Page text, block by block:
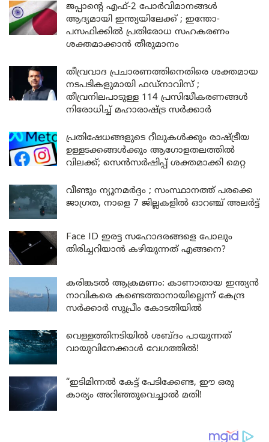
ജപ്പാന്റെ എഫ്-2 പോർവിമാനങ്ങൾ
ആദ്യമായി ഇന്ത്യയിലേക്ക് ; ഇന്തോ-
പസഫിക്കിൽ പ്രതിരോധ സഹകരണം
ശക്തമാക്കാൻ തീരുമാനം
തീവ്രവാദ പ്രചാരണത്തിനെതിരെ ശക്തമായ
നടപടികളുമായി ഫഡ്നാവിസ് ;
തീവ്രനിലപാടുള്ള 114 പ്രസിദ്ധീകരണങ്ങൾ
നിരോധിച്ച് മഹാരാഷ്ട്ര സർക്കാർ
പ്രതിഷേധങ്ങളുടെ റീലുകൾക്കും രാഷ്ട്രീയ
ഉള്ളടക്കങ്ങൾക്കും ആഗോളതലത്തിൽ
വിലക്ക്; സെൻസർഷിപ്പ് ശക്തമാക്കി മെറ്റ
വീണ്ടും ന്യൂനമർദ്ദം ; സംസ്ഥാനത്ത് പരക്കെ
ജാഗ്രത, നാളെ 7 ജില്ലകളിൽ ഓറഞ്ച് അലർട്ട്
Face ID ഇരട്ട സഹോദരങ്ങളെ പോലും
തിരിച്ചറിയാൻ കഴിയുന്നത് എങ്ങനെ?
കരിങ്കടൽ ആക്രമണം: കാണാതായ ഇന്ത്യൻ
നാവികരെ കണ്ടെത്താനായില്ലെന്ന് കേന്ദ്ര
സർക്കാർ സുപ്രീം കോടതിയിൽ
വെള്ളത്തിനടിയിൽ ശബ്ദം പായുന്നത്
വായുവിനേക്കാൾ വേഗത്തിൽ!
“ഇടിമിന്നൽ കേട്ട് പേടിക്കേണ്ട, ഈ ഒരു
കാര്യം അറിഞ്ഞുവെച്ചാൽ മതി!